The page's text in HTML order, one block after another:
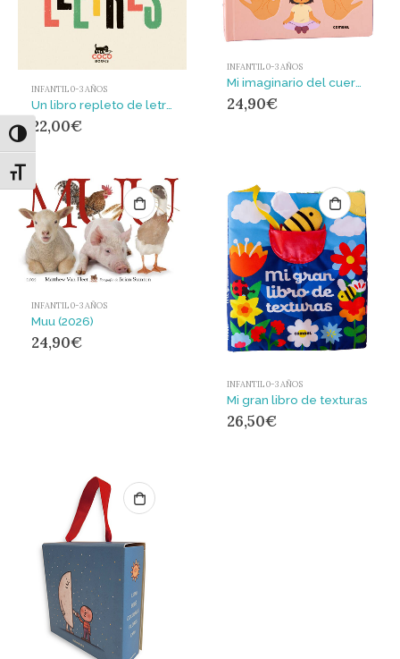
Alternar alto contraste
Alternar tamaño de letra
INFANTIL 0-3 AÑOS
22,00€
INFANTIL 0-3 AÑOS
24,90€
INFANTIL 0-3 AÑOS
Muu (2026)
24,90€
INFANTIL 0-3 AÑOS
Mi gran libro de texturas
26,50€